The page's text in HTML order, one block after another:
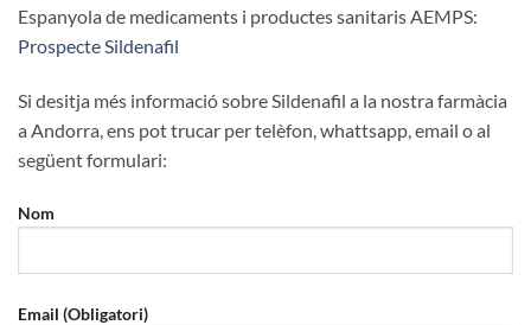
Espanyola de medicaments i productes sanitaris AEMPS:
Prospecte Sildenafil
Si desitja més informació sobre Sildenafil a la nostra farmàcia
a Andorra, ens pot trucar per telèfon, whattsapp, email o al
següent formulari:
Nom
Email (Obligatori)